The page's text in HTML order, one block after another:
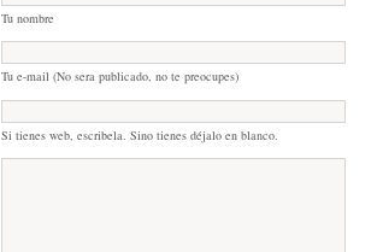
Tu nombre
Tu e-mail (No sera publicado, no te preocupes)
Si tienes web, escribela. Sino tienes déjalo en blanco.